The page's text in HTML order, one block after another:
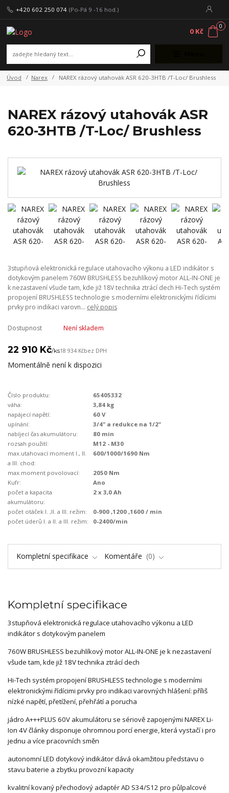
+420 602 250 074 (Po-Pá 9 -16 hod.)
0
0 Kč
Úvod Narex NAREX rázový utahovák ASR 620-3HTB /T-Loc/ Brushless
NAREX rázový utahovák ASR
620-3HTB /T-Loc/ Brushless
3stupňová elektronická regulace utahovacího výkonu a LED indikátor s
dotykovým panelem 760W BRUSHLESS bezuhlíkový motor ALL-IN-ONE je
k nezastavení všude tam, kde již 18V technika ztrácí dech Hi-Tech systém
propojení BRUSHLESS technologie s moderními elektronickými řídícimi
prvky pro indikaci varovn... celý popis
Dostupnost Není skladem
22 910 Kč/ks18 934 Kčbez DPH
Momentálně není k dispozici
Číslo produktu:
65405332
váha:
3,84 kg
napájecí napětí:
60 V
upínání:
3/4" a redukce na 1/2"
nabíjecí čas akumulátoru:
80 min
rozsah použití:
M12 - M30
max.utahovací moment I., II.
a III. chod:
600/1000/1690 Nm
max.moment povolovací:
2050 Nm
Kufr:
Ano
počet a kapacita
akumulátoru:
2 x 3,0 Ah
počet otáček I. ,II. a III. režim:
0-900 ,1200 ,1600 / min
počet úderů I. a II. a III. režim:
0-2400/min
Kompletní specifikace Komentáře 0
Kompletní specifikace
3stupňová elektronická regulace utahovacího výkonu a LED
indikátor s dotykovým panelem
760W BRUSHLESS bezuhlíkový motor ALL-IN-ONE je k nezastavení
všude tam, kde již 18V technika ztrácí dech
Hi-Tech systém propojení BRUSHLESS technologie s moderními
elektronickými řídícimi prvky pro indikaci varovných hlášení: příliš
nízké napětí, přetížení, přehřátí a porucha
jádro A+++PLUS 60V akumulátoru se sériově zapojenými NAREX Li-
Ion 4V články disponuje ohromnou porcí energie, která vystačí i pro
jednu a více pracovních směn
autonomní LED dotykový indikátor dává okamžitou představu o
stavu baterie a zbytku provozní kapacity
kvalitní kovaný přechodový adaptér AD S34/S12 pro půlpalcové